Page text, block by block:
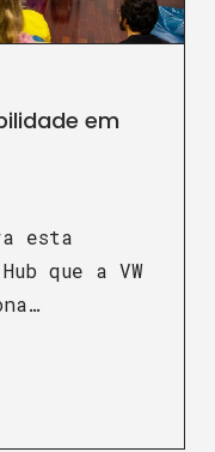
em
esta
que a VW